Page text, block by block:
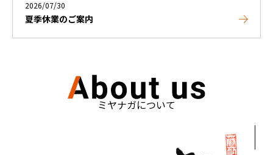
2026/07/30
夏季休業のご案内
ミヤナガについて